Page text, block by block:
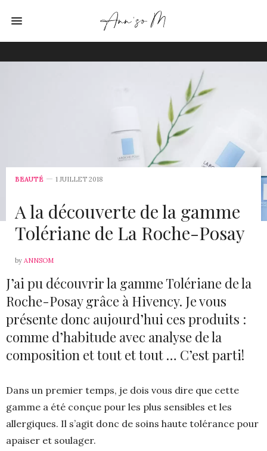
BEAUTÉ 1 JUILLET 2018
A la découverte de la gamme
Tolériane de La Roche-Posay
by ANNSOM
J’ai pu découvrir la gamme Tolériane de la
Roche-Posay grâce à Hivency. Je vous
présente donc aujourd’hui ces produits :
comme d’habitude avec analyse de la
composition et tout et tout … C’est parti!
Dans un premier temps, je dois vous dire que cette
gamme a été conçue pour les plus sensibles et les
allergiques. Il s’agit donc de soins haute tolérance pour
apaiser et soulager.